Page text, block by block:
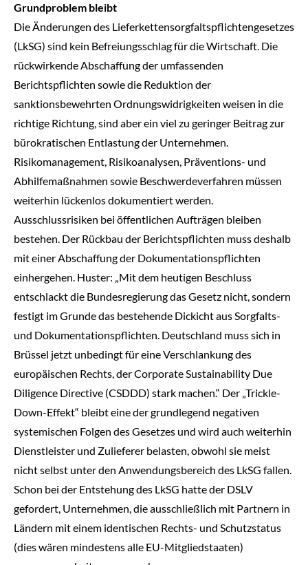
Grundproblem bleibt
Die Änderungen des Lieferkettensorgfaltspflichtengesetzes
(LkSG) sind kein Befreiungsschlag für die Wirtschaft. Die
rückwirkende Abschaffung der umfassenden
Berichtspflichten sowie die Reduktion der
sanktionsbewehrten Ordnungswidrigkeiten weisen in die
richtige Richtung, sind aber ein viel zu geringer Beitrag zur
bürokratischen Entlastung der Unternehmen.
Risikomanagement, Risikoanalysen, Präventions- und
Abhilfemaßnahmen sowie Beschwerdeverfahren müssen
weiterhin lückenlos dokumentiert werden.
Ausschlussrisiken bei öffentlichen Aufträgen bleiben
bestehen. Der Rückbau der Berichtspflichten muss deshalb
mit einer Abschaffung der Dokumentationspflichten
einhergehen. Huster: „Mit dem heutigen Beschluss
entschlackt die Bundesregierung das Gesetz nicht, sondern
festigt im Grunde das bestehende Dickicht aus Sorgfalts-
und Dokumentationspflichten. Deutschland muss sich in
Brüssel jetzt unbedingt für eine Verschlankung des
europäischen Rechts, der Corporate Sustainability Due
Diligence Directive (CSDDD) stark machen.“ Der „Trickle-
Down-Effekt“ bleibt eine der grundlegend negativen
systemischen Folgen des Gesetzes und wird auch weiterhin
Dienstleister und Zulieferer belasten, obwohl sie meist
nicht selbst unter den Anwendungsbereich des LkSG fallen.
Schon bei der Entstehung des LkSG hatte der DSLV
gefordert, Unternehmen, die ausschließlich mit Partnern in
Ländern mit einem identischen Rechts- und Schutzstatus
(dies wären mindestens alle EU-Mitgliedstaaten)